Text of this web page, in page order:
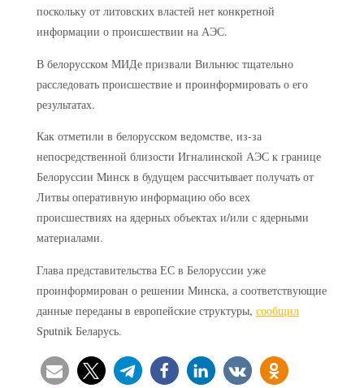
поскольку от литовских властей нет конкретной
информации о происшествии на АЭС.
В белорусском МИДе призвали Вильнюс тщательно
расследовать происшествие и проинформировать о его
результатах.
Как отметили в белорусском ведомстве, из-за
непосредственной близости Игналинской АЭС к границе
Белоруссии Минск в будущем рассчитывает получать от
Литвы оперативную информацию обо всех
происшествиях на ядерных объектах и/или с ядерными
материалами.
Глава представительства ЕС в Белоруссии уже
проинформирован о решении Минска, а соответствующие
данные переданы в европейские структуры, сообщил
Sputnik Беларусь.